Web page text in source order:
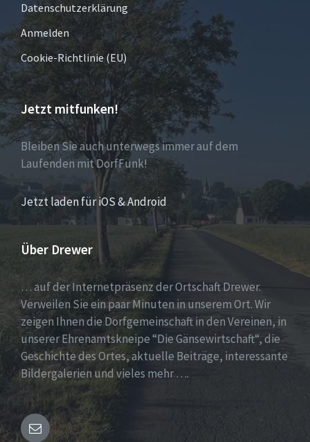
Datenschutzerklärung
Anmelden
Cookie-Richtlinie (EU)
Jetzt mitfunken!
Bleiben Sie auch unterwegs immer auf dem
Laufenden mit DorfFunk!
Jetzt laden für iOS & Android
Über Drewer
… auf der Internetpräsenz der Ortschaft Drewer.
Verweilen Sie ein paar Minuten in unserem Ort. Wir
zeigen Ihnen die Dorfgemeinschaft in den Vereinen, in
unserer Ehrenamtskneipe “Die Gänsewirtschaft“, die
Geschichte des Ortes, aktuelle Beiträge, interessante
Bildergalerien und vieles mehr ….
Email